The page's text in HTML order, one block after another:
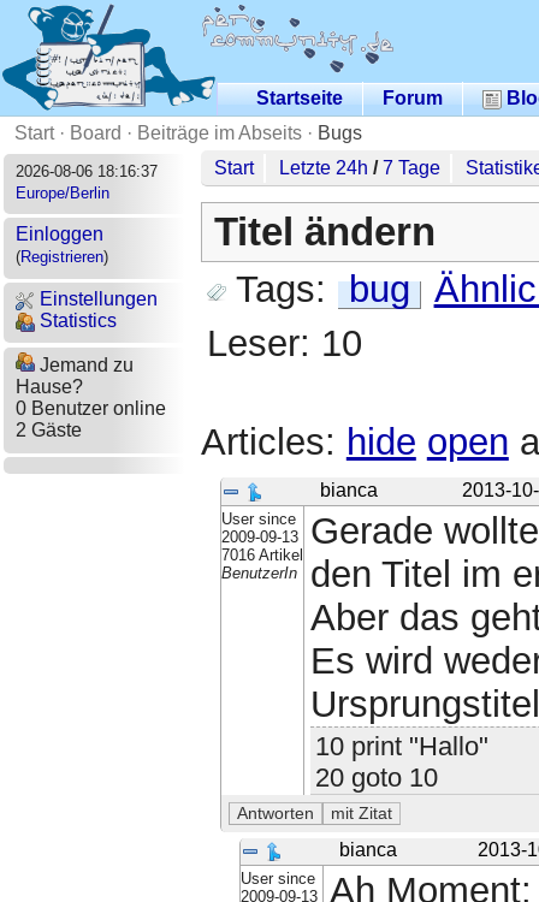
Startseite Forum
Start· Board · Beiträge im Abseits · Bugs
2026-08-06 18:16:37
Europe/Berlin
Einloggen
(Registrieren)
Einstellungen
Statistics
Jemand zu
Hause?
0 Benutzer online
2 Gäste
Start Letzte 24h /7 Tage
Titel ändern
Tags: bug
Leser: 10
Articles: hide open
bianca 2013-
User since
2009-09-13
7016 Artikel
BenutzerIn
Gerade
den Titel im
Aber das
Es wird
10 print "Hallo"
20 goto 10
bianca 2013-
User since
2009-09-13
Ah